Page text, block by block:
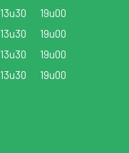
13u30
19u00
13u30
19u00
13u30
19u00
13u30
19u00